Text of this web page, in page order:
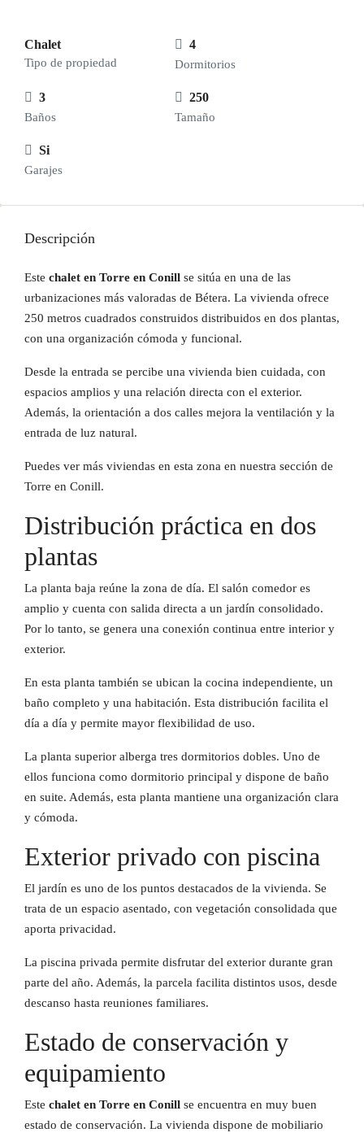
Chalet
Tipo de propiedad
4
Dormitorios
3
Baños
250
Tamaño
Si
Garajes
Descripción
Este chalet en Torre en Conill se sitúa en una de las
urbanizaciones más valoradas de Bétera. La vivienda ofrece
250 metros cuadrados construidos distribuidos en dos plantas,
con una organización cómoda y funcional.
Desde la entrada se percibe una vivienda bien cuidada, con
espacios amplios y una relación directa con el exterior.
Además, la orientación a dos calles mejora la ventilación y la
entrada de luz natural.
Puedes ver más viviendas en esta zona en nuestra sección de
Torre en Conill.
Distribución práctica en dos
plantas
La planta baja reúne la zona de día. El salón comedor es
amplio y cuenta con salida directa a un jardín consolidado.
Por lo tanto, se genera una conexión continua entre interior y
exterior.
En esta planta también se ubican la cocina independiente, un
baño completo y una habitación. Esta distribución facilita el
día a día y permite mayor flexibilidad de uso.
La planta superior alberga tres dormitorios dobles. Uno de
ellos funciona como dormitorio principal y dispone de baño
en suite. Además, esta planta mantiene una organización clara
y cómoda.
Exterior privado con piscina
El jardín es uno de los puntos destacados de la vivienda. Se
trata de un espacio asentado, con vegetación consolidada que
aporta privacidad.
La piscina privada permite disfrutar del exterior durante gran
parte del año. Además, la parcela facilita distintos usos, desde
descanso hasta reuniones familiares.
Estado de conservación y
equipamiento
Este chalet en Torre en Conill se encuentra en muy buen
estado de conservación. La vivienda dispone de mobiliario